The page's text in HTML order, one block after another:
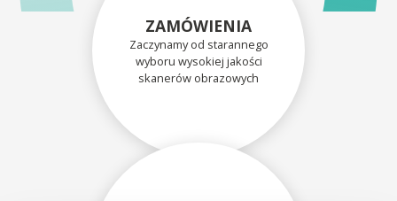
ZAMÓWIENIA
Zaczynamy od starannego
wyboru wysokiej jakości
skanerów obrazowych